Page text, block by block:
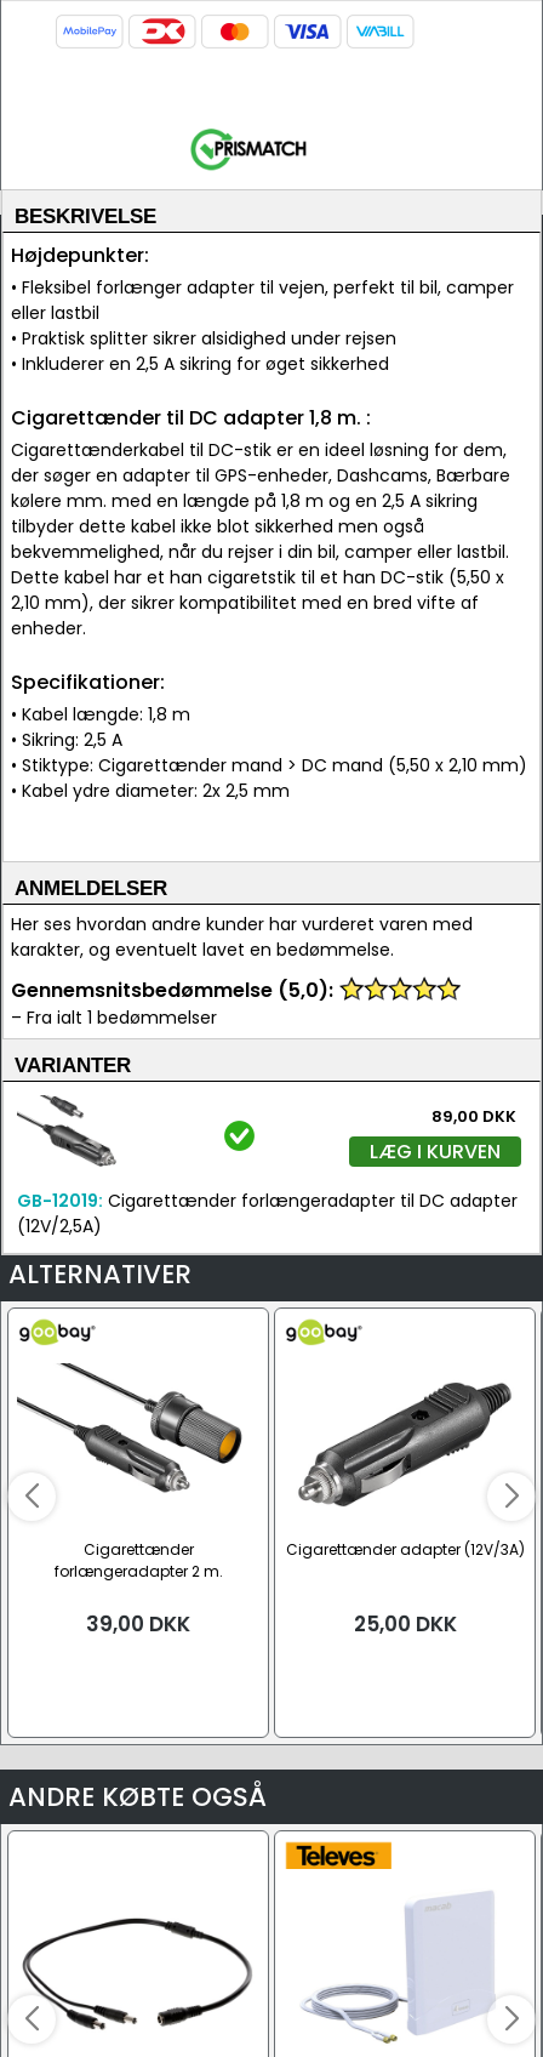
BESKRIVELSE
Højdepunkter:
• Fleksibel forlænger adapter til vejen, perfekt til bil, camper
eller lastbil
• Praktisk splitter sikrer alsidighed under rejsen
• Inkluderer en 2,5 A sikring for øget sikkerhed
Cigarettænder til DC adapter 1,8 m. :
Cigarettænderkabel til DC-stik er en ideel løsning for dem,
der søger en adapter til GPS-enheder, Dashcams, Bærbare
kølere mm. med en længde på 1,8 m og en 2,5 A sikring
tilbyder dette kabel ikke blot sikkerhed men også
bekvemmelighed, når du rejser i din bil, camper eller lastbil.
Dette kabel har et han cigaretstik til et han DC-stik (5,50 x
2,10 mm), der sikrer kompatibilitet med en bred vifte af
enheder.
Specifikationer:
• Kabel længde: 1,8 m
• Sikring: 2,5 A
• Stiktype: Cigarettænder mand > DC mand (5,50 x 2,10 mm)
• Kabel ydre diameter: 2x 2,5 mm
ANMELDELSER
Her ses hvordan andre kunder har vurderet varen med
karakter, og eventuelt lavet en bedømmelse.
Gennemsnitsbedømmelse (5,0):
– Fra ialt 1 bedømmelser
VARIANTER
89,00 DKK
LÆG I KURVEN
GB-12019: Cigarettænder forlængeradapter til DC adapter
(12V/2,5A)
ALTERNATIVER
Cigarettænder
forlængeradapter 2 m.
39,00 DKK
Cigarettænder adapter (12V/3A)
25,00 DKK
ANDRE KØBTE OGSÅ